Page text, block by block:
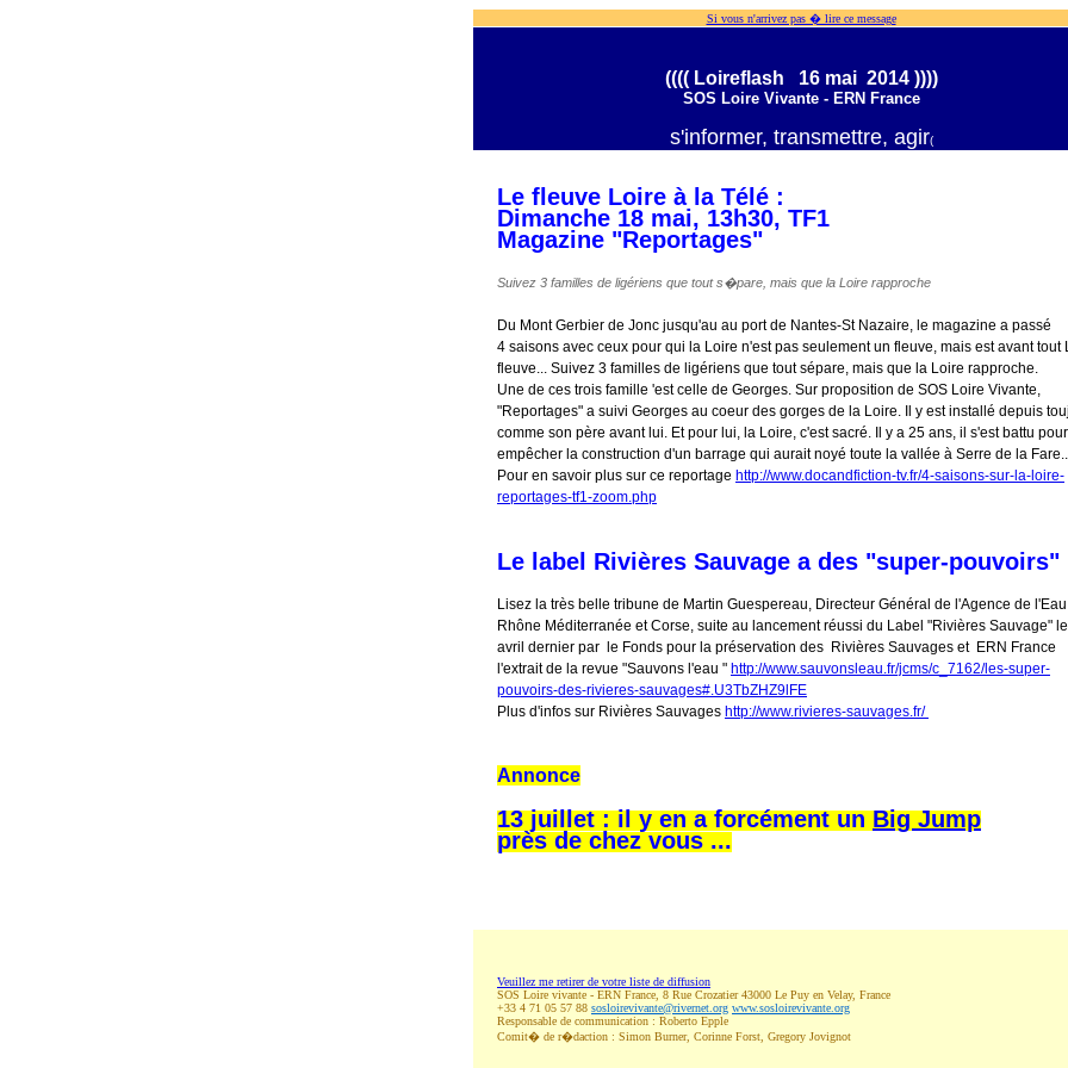
Si vous n'arrivez pas � lire ce message
(((( Loireflash 16 mai 2014 ))))
SOS Loire Vivante - ERN France
s'informer, transmettre, agir(
Le fleuve Loire à la Télé :
Dimanche 18 mai, 13h30, TF1
Magazine "Reportages"
Suivez 3 familles de ligériens que tout s�pare, mais que la Loire rapproche
Du Mont Gerbier de Jonc jusqu'au au port de Nantes-St Nazaire, le magazine a passé
4 saisons avec ceux pour qui la Loire n'est pas seulement un fleuve, mais est avant tout
fleuve... Suivez 3 familles de ligériens que tout sépare, mais que la Loire rapproche.
Une de ces trois famille 'est celle de Georges. Sur proposition de SOS Loire Vivante,
"Reportages" a suivi Georges au coeur des gorges de la Loire. Il y est installé depuis
comme son père avant lui. Et pour lui, la Loire, c'est sacré. Il y a 25 ans, il s'est battu pour
empêcher la construction d'un barrage qui aurait noyé toute la vallée à Serre de la
Pour en savoir plus sur ce reportage http://www.docandfiction-tv.fr/4-saisons-sur-la-loire-
reportages-tf1-zoom.php
Le label Rivières Sauvage a des "super-pouvoirs"
Lisez la très belle tribune de Martin Guespereau, Directeur Général de l'Agence de l'Eau
Rhône Méditerranée et Corse, suite au lancement réussi du Label "Rivières Sauvage"
avril dernier par le Fonds pour la préservation des Rivières Sauvages et ERN France
l'extrait de la revue "Sauvons l'eau " http://www.sauvonsleau.fr/jcms/c_7162/les-super-
pouvoirs-des-rivieres-sauvages#.U3TbZHZ9lFE
Plus d'infos sur Rivières Sauvages http://www.rivieres-sauvages.fr/
Annonce
13 juillet : il y en a forcément unBig Jump
près de chez vous ...
Veuillez me retirer de votre liste de diffusion
SOS Loire vivante - ERN France, 8 Rue Crozatier 43000 Le Puy en Velay, France
+33 4 71 05 57 88 sosloirevivante@rivernet.org www.sosloirevivante.org
Responsable de communication : Roberto Epple
Comit� de r�daction : Simon Burner, Corinne Forst, Gregory Jovignot